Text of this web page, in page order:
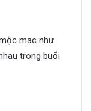
mạc như
trong buổi